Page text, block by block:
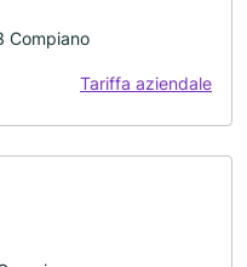
Compiano
Tariffa aziendale